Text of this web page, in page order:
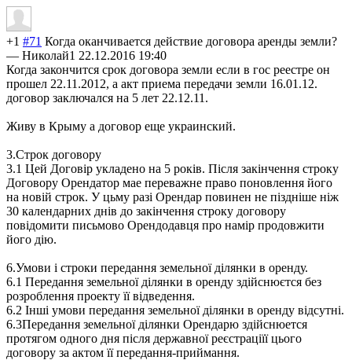
+1 #71 Когда оканчивается действие договора аренды земли?
— Николай1 22.12.2016 19:40
Когда закончится срок договора земли если в гос реестре он
прошел 22.11.2012, а акт приема передачи земли 16.01.12.
договор заключался на 5 лет 22.12.11.
Живу в Крыму а договор еще украинский.
3.Строк договору
3.1 Цей Договір укладено на 5 років. Після закінчення строку
Договору Орендатор мае переважне право поновлення його
на новій строк. У цьму разі Орендар повинен не піздніше ніж
30 календарних днів до закінчення строку договору
повідомити письмово Орендодавця про намір продовжити
його дію.
6.Умови і строки передання земельної ділянки в оренду.
6.1 Передання земельної ділянки в оренду здійснюєтся без
розроблення проекту її відведення.
6.2 Інші умови передання земельної ділянки в оренду відсутні.
6.3Передання земельної ділянки Орендарю здійснюется
протягом одного дня після державної реєстраціїї цього
договору за актом її передання-приймання.